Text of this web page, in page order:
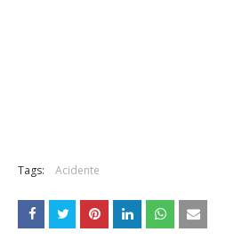
Tags: Acidente